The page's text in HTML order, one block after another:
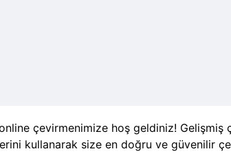
çevirmenimize hoş geldiniz! Gelişmiş
kullanarak size en doğru ve güvenilir